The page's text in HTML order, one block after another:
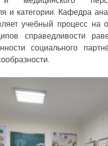
и категории. Кафедра
учебный процесс на
справедливости
социального